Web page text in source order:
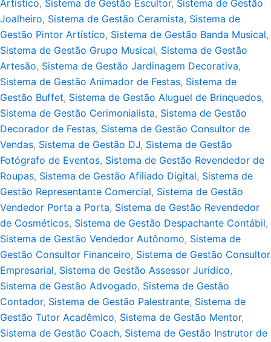
Artístico, Sistema de Gestão Escultor, Sistema de Gestão
Joalheiro, Sistema de Gestão Ceramista, Sistema de
Gestão Pintor Artístico, Sistema de Gestão Banda Musical,
Sistema de Gestão Grupo Musical, Sistema de Gestão
Artesão, Sistema de Gestão Jardinagem Decorativa,
Sistema de Gestão Animador de Festas, Sistema de
Gestão Buffet, Sistema de Gestão Aluguel de Brinquedos,
Sistema de Gestão Cerimonialista, Sistema de Gestão
Decorador de Festas, Sistema de Gestão Consultor de
Vendas, Sistema de Gestão DJ, Sistema de Gestão
Fotógrafo de Eventos, Sistema de Gestão Revendedor de
Roupas, Sistema de Gestão Afiliado Digital, Sistema de
Gestão Representante Comercial, Sistema de Gestão
Vendedor Porta a Porta, Sistema de Gestão Revendedor
de Cosméticos, Sistema de Gestão Despachante Contábil,
Sistema de Gestão Vendedor Autônomo, Sistema de
Gestão Consultor Financeiro, Sistema de Gestão Consultor
Empresarial, Sistema de Gestão Assessor Jurídico,
Sistema de Gestão Advogado, Sistema de Gestão
Contador, Sistema de Gestão Palestrante, Sistema de
Gestão Tutor Acadêmico, Sistema de Gestão Mentor,
Sistema de Gestão Coach, Sistema de Gestão Instrutor de